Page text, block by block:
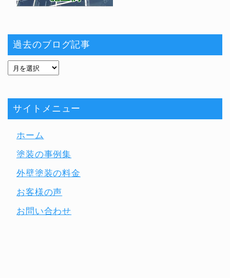
過去のブログ記事
サイトメニュー
ホーム
塗装の事例集
外壁塗装の料金
お客様の声
お問い合わせ